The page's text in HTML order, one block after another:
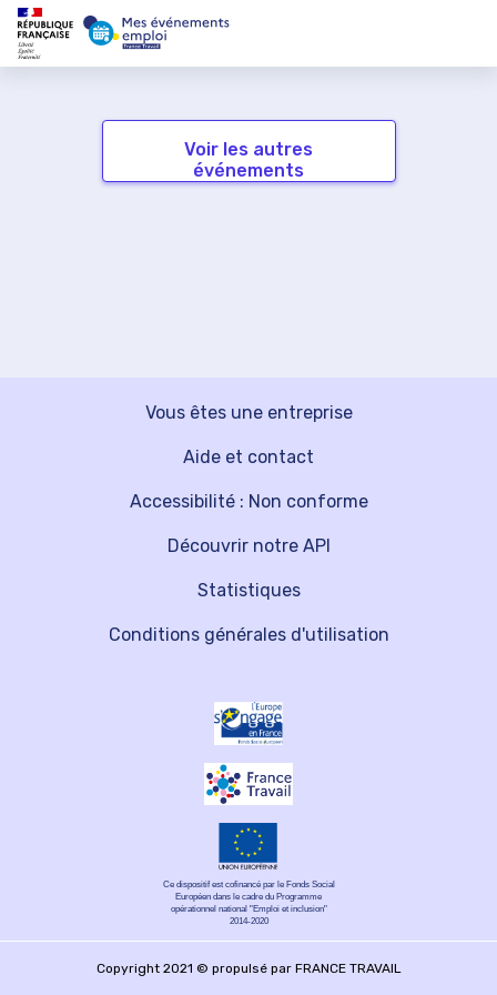
Voir les autres
événements
Vous êtes une entreprise
Découvrir notre API
Aide et contact
Statistiques
Accessibilité : Non conforme
Conditions générales d'utilisation
Ce dispositif est cofinancé par le Fonds Social
Européen dans le cadre du Programme
opérationnel national "Emploi et inclusion"
2014-2020
Copyright 2021 © propulsé par FRANCE TRAVAIL